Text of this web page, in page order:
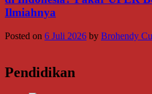
Ilmiahnya
Posted on 6 Juli 2026 by Brohendy
Pendidikan